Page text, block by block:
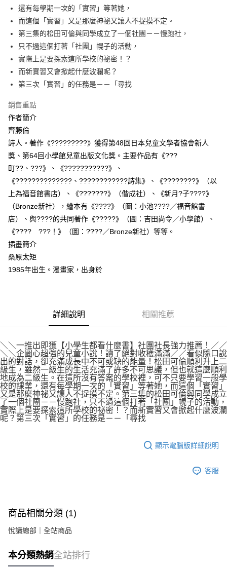
還有每學期一次的「實習」等著她，
而這個「實習」又是那麼神祕又讓人不捉摸不定。
第三集的松田可倫與同學成立了一個社團－－慢跑社，
只不過這個打著「社團」幌子的活動，
實際上是要探索這所學校的祕密！？
而新實習又會掀起什麼波瀾呢？
第三次「實習」的任務是－－「尋找
銷售重點
作者簡介
齊藤倫
詩人。著作《?????????》獲得第48回日本兒童文學者協會新人
獎、第64回小學館兒童出版文化獎。主要作品有《???
町??、???》、《???????????》、
《??????????????、????????????詩集》、《????????》（以
上為福音館書店）、《???????》（偕成社）、《新月?子????》
（Bronze新社），繪本有《????》（圖：小池????／福音館書
店）、與????的共同著作《?????》（圖：吉田尚令／小學館）、
《???? ???！》（圖：????／Bronze新社）等等。
插畫簡介
桑原太矩
1985年出生。漫畫家，出身於
詳細說明 相關推薦
＼＼一推出即獲【小學生都看什麼書】社團社長強力推薦！／／
＼＼企圖心超強的兒童小說！讀了絕對收穫滿滿／／看似隨口說
出的對話，卻充滿成長中不可或缺的能量！松田可倫順利升上二
級生，雖然一級生的生活充滿了許多不可思議，但也就這麼順利
地成為二級生。在這所沒有答案的學校裡，可不只要學習一般學
校的課業，還有每學期一次的「實習」等著她，而這個「實習」
又是那麼神祕又讓人不捉摸不定。第三集的松田可倫與同學成立
了一個社團－－慢跑社，只不過這個打著「社團」幌子的活動，
實際上是要探索這所學校的祕密！？而新實習又會掀起什麼波瀾
呢？第三次「實習」的任務是－－「尋找
顯示電腦版詳細說明
客服
商品相關分類 (1)
悅讀總部｜全站商品
本分類熱銷全站排行